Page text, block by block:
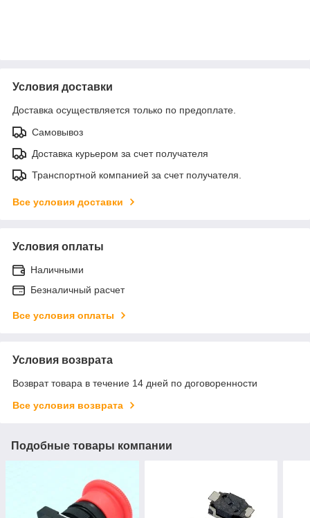
Условия доставки
Доставка осуществляется только по предоплате.
Самовывоз
Доставка курьером за счет получателя
Транспортной компанией за счет получателя.
Все условия доставки
Условия оплаты
Наличными
Безналичный расчет
Все условия оплаты
Условия возврата
Возврат товара в течение 14 дней по договоренности
Все условия возврата
Подобные товары компании